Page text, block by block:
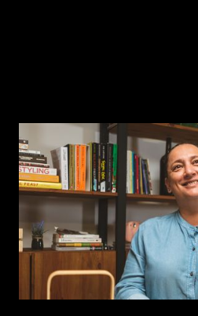
Episódio 6
Lídia Brás — tradição e
da memória coletiva